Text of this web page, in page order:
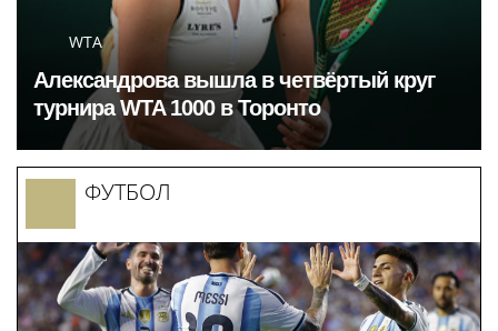
WTA
Александрова вышла в четвёртый круг
турнира WTA 1000 в Торонто
ФУТБОЛ